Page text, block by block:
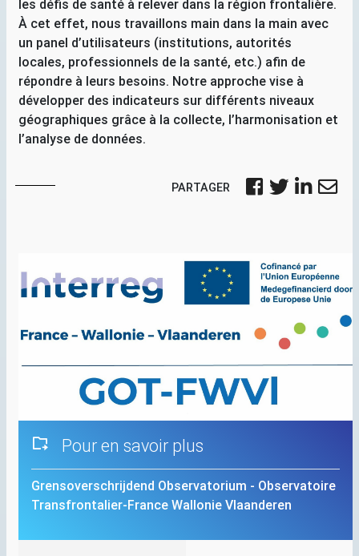
les défis de santé à relever dans la région frontalière.
À cet effet, nous travaillons main dans la main avec
un panel d’utilisateurs (institutions, autorités
locales, professionnels de la santé, etc.) afin de
répondre à leurs besoins. Notre approche vise à
développer des indicateurs sur différents niveaux
géographiques grâce à la collecte, l’harmonisation et
l’analyse de données.
PARTAGER
Pour en savoir plus
Grensoverschrijdend Observatorium - Observatoire
Transfrontalier-France Wallonie Vlaanderen